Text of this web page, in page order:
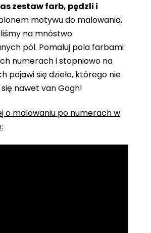
zestaw farb, pędzli i
motywu do malowania,
na mnóstwo
pól. Pomaluj pola farbami
numerach i stopniowo na
pojawi się dzieło, którego nie
nawet van Gogh!
o malowaniu po numerach w